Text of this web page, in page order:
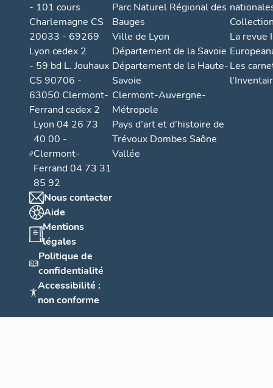
- 101 cours
Charlemagne CS
20033 - 69269
Lyon cedex 2
- 59 bd L. Jouhaux
CS 90706 -
63050 Clermont-
Ferrand cedex 2
Lyon 04 26 73
40 00 -
Clermont-
Ferrand 04 73 31
85 92
Nous contacter
Aide
Mentions
légales
Politique de
confidentialité
Accessibilité :
non conforme
Parc Naturel Régional des
Bauges
Ville de Lyon
Département de la Savoie
Département de la Haute-
Savoie
Clermont-Auvergne-
Métropole
Pays d’art et d’histoire de
Trévoux Dombes Saône
Vallée
La revue
Les